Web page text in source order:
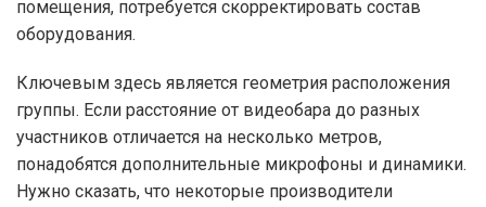
помещения, потребуется скорректировать состав
оборудования.
Ключевым здесь является геометрия расположения
группы. Если расстояние от видеобара до разных
участников отличается на несколько метров,
понадобятся дополнительные микрофоны и динамики.
Нужно сказать, что некоторые производители